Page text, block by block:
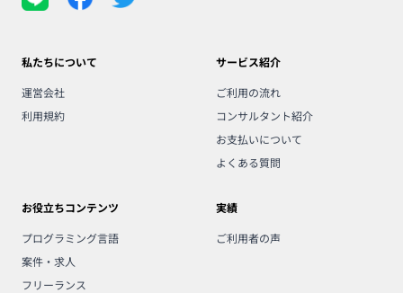
私たちについて
運営会社
利用規約
サービス紹介
ご利用の流れ
コンサルタント紹介
お支払いについて
よくある質問
お役立ちコンテンツ
プログラミング言語
案件・求人
フリーランス
実績
ご利用者の声